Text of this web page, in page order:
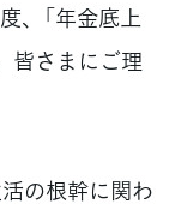
、「年金底上
皆さまにご理
の根幹に関わ